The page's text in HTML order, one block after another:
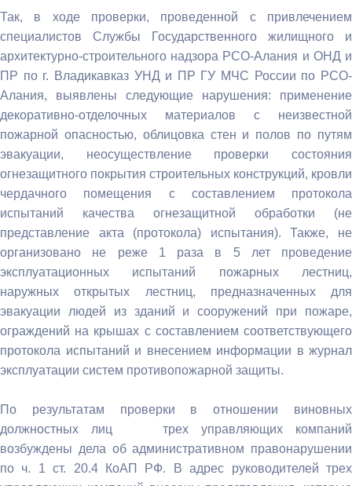
Так, в ходе проверки, проведенной с привлечением
специалистов Службы Государственного жилищного и
архитектурно-строительного надзора РСО-Алания и ОНД и
ПР по г. Владикавказ УНД и ПР ГУ МЧС России по РСО-
Алания, выявлены следующие нарушения: применение
декоративно-отделочных материалов с неизвестной
пожарной опасностью, облицовка стен и полов по путям
эвакуации, неосуществление проверки состояния
огнезащитного покрытия строительных конструкций, кровли
чердачного помещения с составлением протокола
испытаний качества огнезащитной обработки (не
представление акта (протокола) испытания). Также, не
организовано не реже 1 раза в 5 лет проведение
эксплуатационных испытаний пожарных лестниц,
наружных открытых лестниц, предназначенных для
эвакуации людей из зданий и сооружений при пожаре,
ограждений на крышах с составлением соответствующего
протокола испытаний и внесением информации в журнал
эксплуатации систем противопожарной защиты.
По результатам проверки в отношении виновных
должностных лиц трех управляющих компаний
возбуждены дела об административном правонарушении
по ч. 1 ст. 20.4 КоАП РФ. В адрес руководителей трех